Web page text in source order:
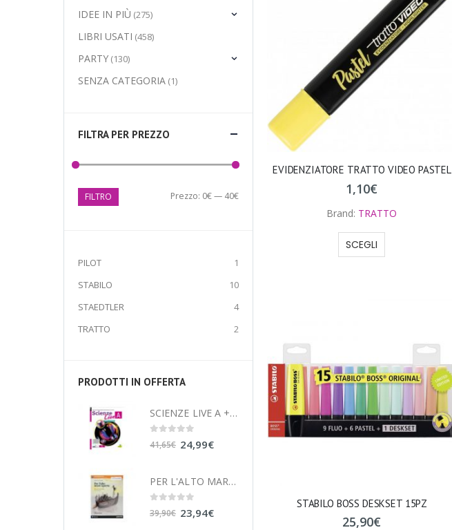
EVIDENZIATORE TRATTO VIDEO PASTEL
1,10€
Brand: TRATTO
SCEGLI
STABILO BOSS DESKSET 15PZ
25,90€
IDEE IN PIÙ (275)
LIBRI USATI (458)
PARTY (130)
SENZA CATEGORIA (1)
FILTRA PER PREZZO
FILTRO Prezzo: 0€— 40€
PILOT
1
STABILO
10
STAEDTLER
4
TRATTO
2
PRODOTTI IN OFFERTA
SCIENZE LIVE A + B + C + D 9788869646133
41,65€ 24,99€
PER L'ALTO MARE APERTO - DIVINA COMMEDIA 9788839539236
39,90€ 23,94€